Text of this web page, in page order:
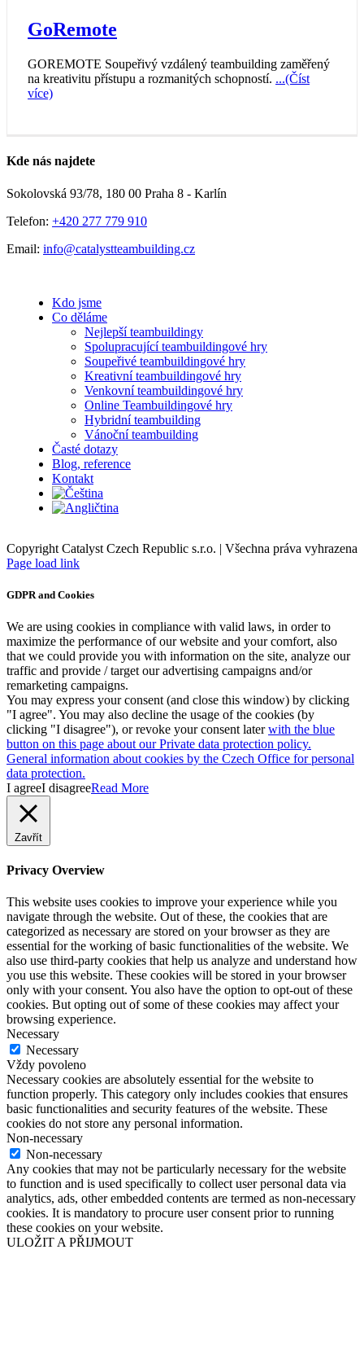
GoRemote
GOREMOTE Soupeřivý vzdálený teambuilding zaměřený
na kreativitu přístupu a rozmanitých schopností. ...(Číst
více)
Kde nás najdete
Sokolovská 93/78, 180 00 Praha 8 - Karlín
Telefon: +420 277 779 910
Email: info@catalystteambuilding.cz
Kdo jsme
Co děláme
Nejlepší teambuildingy
Spolupracující teambuildingové hry
Soupeřivé teambuildingové hry
Kreativní teambuildingové hry
Venkovní teambuildingové hry
Online Teambuildingové hry
Hybridní teambuilding
Vánoční teambuilding
Časté dotazy
Blog, reference
Kontakt
Copyright Catalyst Czech Republic s.r.o. | Všechna práva vyhrazena
Facebook
Instagram
Page load link
GDPR and Cookies
We are using cookies in compliance with valid laws, in order to
maximize the performance of our website and your comfort, also
that we could provide you with information on the site, analyze our
traffic and provide / target our advertising campaigns and/or
remarketing campaigns.
You may express your consent (and close this window) by clicking
"I agree". You may also decline the usage of the cookies (by
clicking "I disagree"), or revoke your consent laterwith the blue
button on this page about our Private data protection policy.
General information about cookies by the Czech Office for personal
data protection.
I agreeI disagreeRead More
Zavřít
Privacy Overview
This website uses cookies to improve your experience while you
navigate through the website. Out of these, the cookies that are
categorized as necessary are stored on your browser as they are
essential for the working of basic functionalities of the website. We
also use third-party cookies that help us analyze and understand how
you use this website. These cookies will be stored in your browser
only with your consent. You also have the option to opt-out of these
cookies. But opting out of some of these cookies may affect your
browsing experience.
Necessary
Necessary
Vždy povoleno
Necessary cookies are absolutely essential for the website to
function properly. This category only includes cookies that ensures
basic functionalities and security features of the website. These
cookies do not store any personal information.
Non-necessary
Non-necessary
Any cookies that may not be particularly necessary for the website
to function and is used specifically to collect user personal data via
analytics, ads, other embedded contents are termed as non-necessary
cookies. It is mandatory to procure user consent prior to running
these cookies on your website.
ULOŽIT A PŘIJMOUT